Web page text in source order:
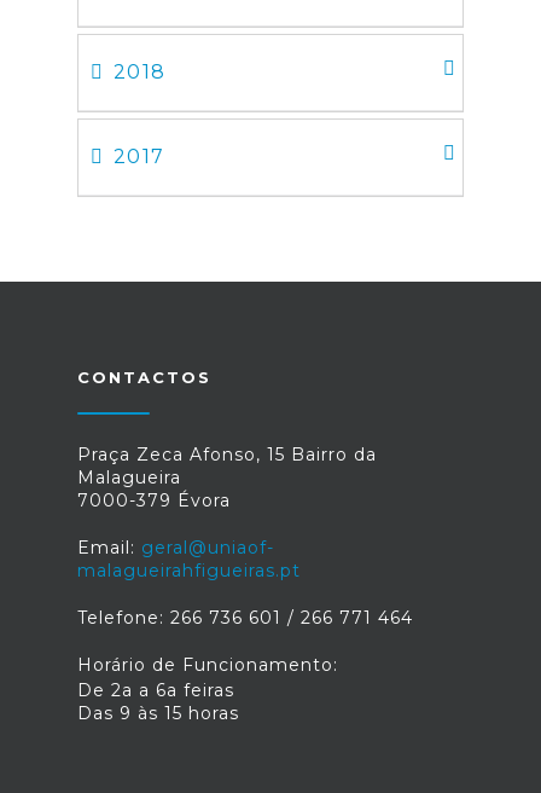
2018
2017
CONTACTOS
Praça Zeca Afonso, 15 Bairro da
Malagueira
7000-379 Évora
Email: geral@uniaof-
malagueirahfigueiras.pt
Telefone: 266 736 601 / 266 771 464
Horário de Funcionamento:
De 2a a 6a feiras
Das 9 às 15 horas